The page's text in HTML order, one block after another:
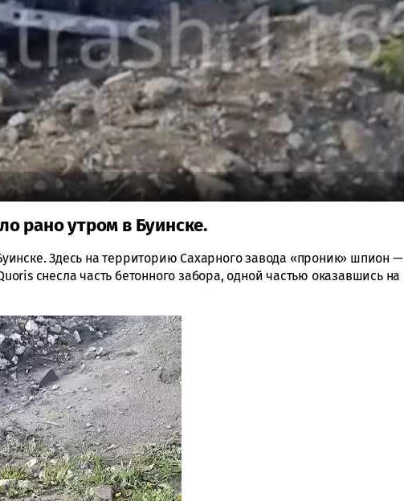
рано утром в Буинске.
Здесь на территорию Сахарного завода «проник» шпион —
снесла часть бетонного забора, одной частью оказавшись на